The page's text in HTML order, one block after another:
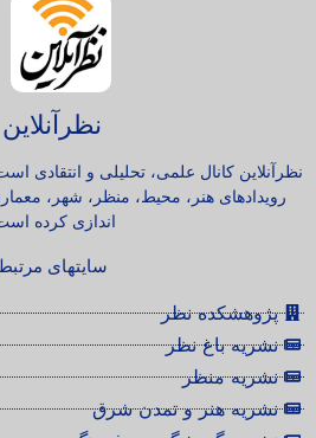
نظرآنلاین
نظرآنلاین کانال علمی، تحلیلی و انتقادی
رویدادهای هنر، محیط، منظر، شهر،
اندازی کرده
سایتهای
پژوهشکده نظر
نشریه باغ نظر
نشریه منظر
نشریه هنر و تمدن شرق